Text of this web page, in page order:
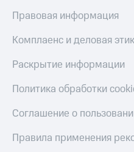
Правовая информация
Комплаенс и деловая
Раскрытие информации
Политика обработки
Соглашение о
Правила применения